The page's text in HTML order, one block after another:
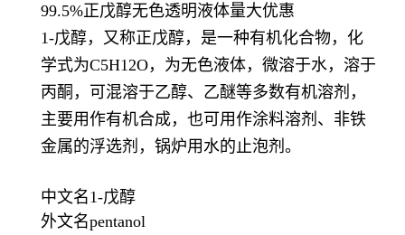
99.5%正戊醇无色透明液体量大优惠
1-戊醇，又称正戊醇，是一种有机化合物，化
学式为C5H12O，为无色液体，微溶于水，溶于
丙酮，可混溶于乙醇、乙醚等多数有机溶剂，
主要用作有机合成，也可用作涂料溶剂、非铁
金属的浮选剂，锅炉用水的止泡剂。
中文名1-戊醇
外文名pentanol